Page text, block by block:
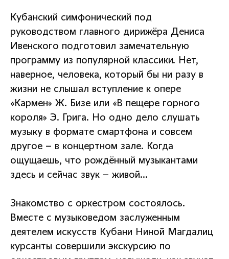
Кубанский симфонический под
руководством главного дирижёра Дениса
Ивенского подготовил замечательную
программу из популярной классики. Нет,
наверное, человека, который бы ни разу в
жизни не слышал вступление к опере
«Кармен» Ж. Бизе или «В пещере горного
короля» Э. Грига. Но одно дело слушать
музыку в формате смартфона и совсем
другое – в концертном зале. Когда
ощущаешь, что рождённый музыкантами
здесь и сейчас звук – живой…
Знакомство с оркестром состоялось.
Вместе с музыковедом заслуженным
деятелем искусств Кубани Ниной Магдалиц
курсанты совершили экскурсию по